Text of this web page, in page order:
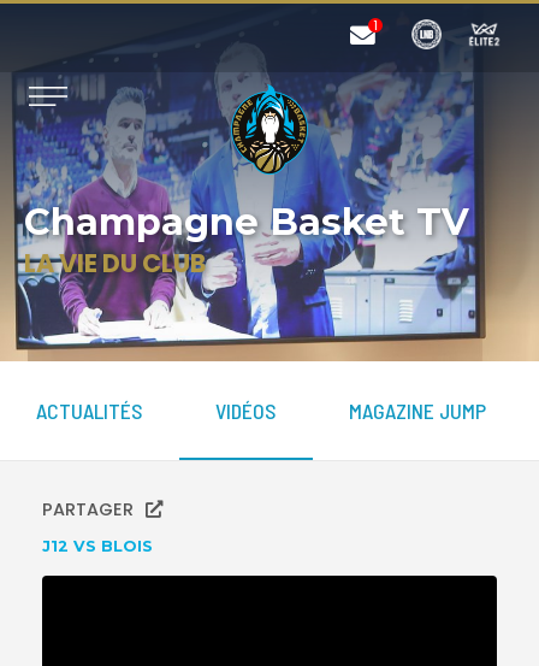
Champagne Basket TV
LA VIE DU CLUB
ACTUALITÉS VIDÉOS MAGAZINE JUMP
J12 VS BLOIS
PARTAGER